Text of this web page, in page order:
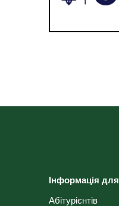
Інформація для
Абітурієнтів